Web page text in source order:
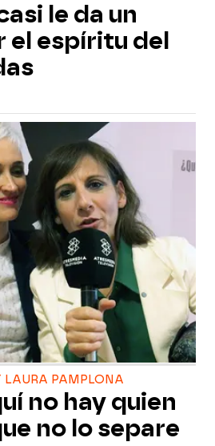
le da un
el espíritu del
LAURA PAMPLONA
no hay quien
no lo separe